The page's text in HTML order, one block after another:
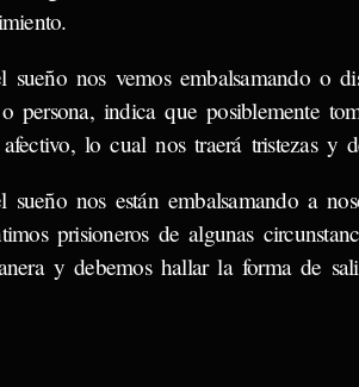
sueño nos vemos embalsamando o
o persona, indica que posiblemente
lo cual nos traerá tristezas y
sueño nos están embalsamando a
prisioneros de algunas
y debemos hallar la forma de